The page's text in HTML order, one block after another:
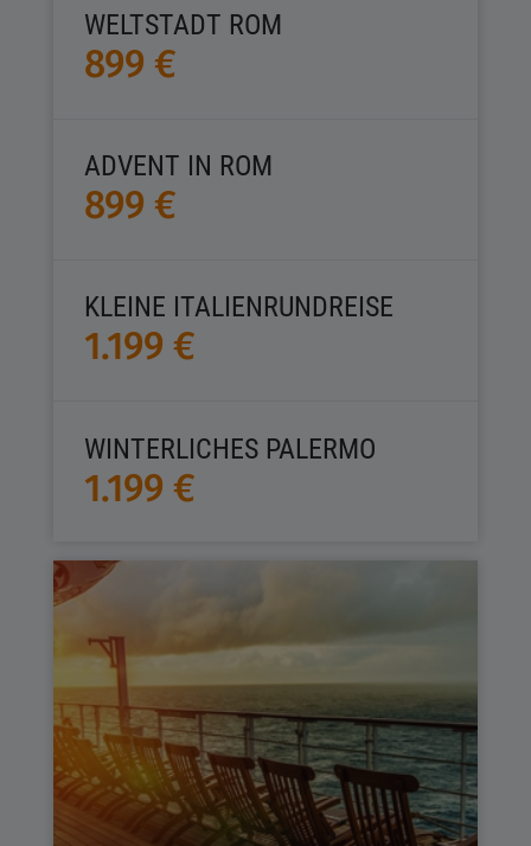
WELTSTADT ROM
899 €
ADVENT IN ROM
899 €
KLEINE ITALIENRUNDREISE
1.199 €
WINTERLICHES PALERMO
1.199 €